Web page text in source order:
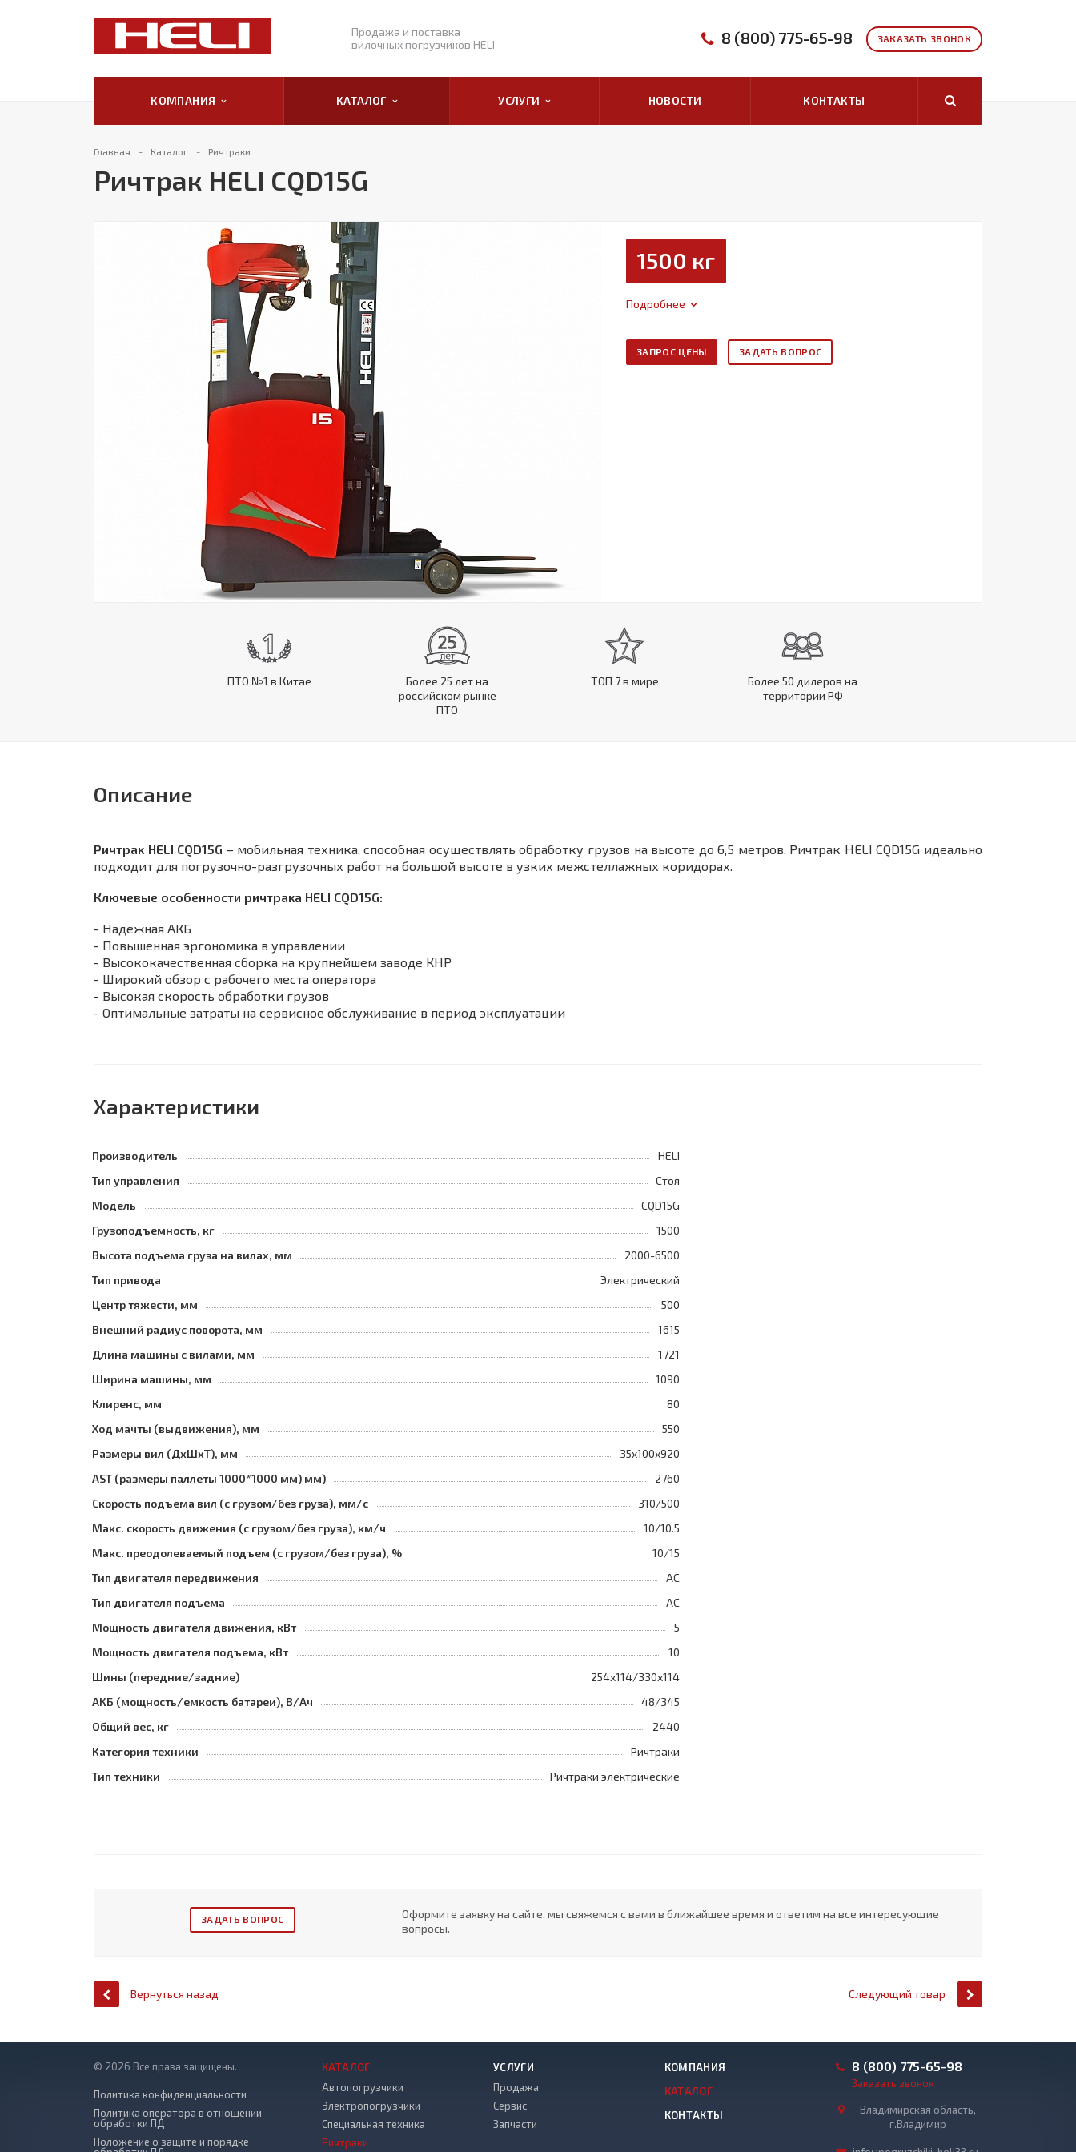
Продажа и поставка
вилочных погрузчиков HELI
ЗАКАЗАТЬ ЗВОНОК
8 (800) 775-65-98
КОМПАНИЯ КАТАЛОГ УСЛУГИ НОВОСТИ КОНТАКТЫ
Главная Каталог Ричтраки
Ричтрак HELI CQD15G
1500 кг
Подробнее
ЗАПРОС ЦЕНЫ ЗАДАТЬ ВОПРОС
ПТО №1 в Китае
Более 25 лет на
российском рынке
ПТО
ТОП 7 в мире
Более 50 дилеров на
территории РФ
Описание
Ричтрак HELI CQD15G – мобильная техника, способная осуществлять обработку грузов на высоте до 6,5 метров. Ричтрак HELI CQD15G идеально
подходит для погрузочно-разгрузочных работ на большой высоте в узких межстеллажных коридорах.
Ключевые особенности ричтрака HELI CQD15G:
- Надежная АКБ
- Повышенная эргономика в управлении
- Высококачественная сборка на крупнейшем заводе КНР
- Широкий обзор с рабочего места оператора
- Высокая скорость обработки грузов
- Оптимальные затраты на сервисное обслуживание в период эксплуатации
Характеристики
Производитель
HELI
Тип управления
Стоя
Модель
CQD15G
Грузоподъемность, кг
1500
Высота подъема груза на вилах, мм
2000-6500
Тип привода
Электрический
Центр тяжести, мм
500
Внешний радиус поворота, мм
1615
Длина машины с вилами, мм
1721
Ширина машины, мм
1090
Клиренс, мм
80
Ход мачты (выдвижения), мм
550
Размеры вил (ДхШхТ), мм
35x100x920
AST (размеры паллеты 1000*1000 мм) мм)
2760
Скорость подъема вил (с грузом/без груза), мм/с
310/500
Макс. скорость движения (с грузом/без груза), км/ч
10/10.5
Макс. преодолеваемый подъем (с грузом/без груза), %
10/15
Тип двигателя передвижения
AC
Тип двигателя подъема
AC
Мощность двигателя движения, кВт
5
Мощность двигателя подъема, кВт
10
Шины (передние/задние)
254x114/330x114
АКБ (мощность/емкость батареи), В/Ач
48/345
Общий вес, кг
2440
Категория техники
Ричтраки
Тип техники
Ричтраки электрические
ЗАДАТЬ ВОПРОС
Оформите заявку на сайте, мы свяжемся с вами в ближайшее время и ответим на все интересующие
вопросы.
Вернуться назад Следующий товар
© 2026 Все права защищены.
Политика конфиденциальности
Политика оператора в отношении
обработки ПД
Положение о защите и порядке
КАТАЛОГ
Автопогрузчики
Электропогрузчики
Специальная техника
Ричтраки
УСЛУГИ
Продажа
Сервис
Запчасти
КОМПАНИЯ
КАТАЛОГ
КОНТАКТЫ
8 (800) 775-65-98
Заказать звонок
Владимирская область,
г.Владимир